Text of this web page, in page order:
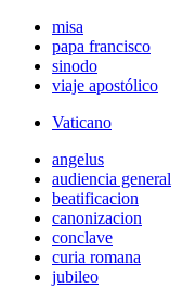
misa
papa francisco
sinodo
viaje apostólico
Vaticano
angelus
audiencia general
beatificacion
canonizacion
conclave
curia romana
jubileo